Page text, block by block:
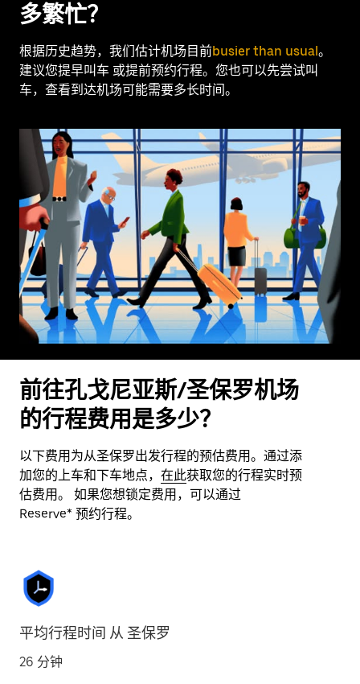
多繁忙？
根据历史趋势，我们估计机场目前busier than usual。
建议您提早叫车 或提前预约行程。您也可以先尝试叫
车，查看到达机场可能需要多长时间。
前往孔戈尼亚斯/圣保罗机场
的行程费用是多少？
以下费用为从圣保罗出发行程的预估费用。通过添
加您的上车和下车地点， 在此获取您的行程实时预
估费用。 如果您想锁定费用，可以通过
Reserve* 预约行程。
平均行程时间 从 圣保罗
26 分钟